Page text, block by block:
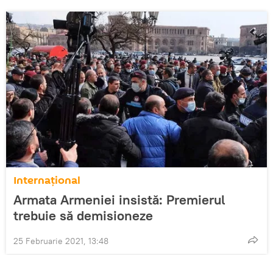
Internaţional
Armata Armeniei insistă: Premierul
trebuie să demisioneze
25 Februarie 2021, 13:48